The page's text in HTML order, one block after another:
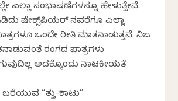
ಎಲ್ಲಾ ಸಂಭಾಷಣೆಗಳನ್ನೂ ಹೇಳುತ್ತೇವೆ.
ಷೇಕ್ಸ್‌ಪಿಯರ್‌ ನವರೆಗೂ ಎಲ್ಲಾ
ಒಂದೇ ರೀತಿ ಮಾತನಾಡುತ್ತವೆ. ನಿಜ
ರಂಗದ ಪಾತ್ರಗಳು
ಅದಕ್ಕೊಂದು ನಾಟಕೀಯತೆ
ಬರೆಯುವ “ಚಿತ್ತು-ಕಾಟು”